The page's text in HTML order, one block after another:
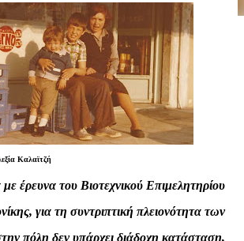
Καλαϊτζή
έρευνα του Βιοτεχνικού Επιμελητηρίου
για τη συντριπτική πλειονότητα των
πόλη δεν υπάρχει διάδοχη κατάσταση,